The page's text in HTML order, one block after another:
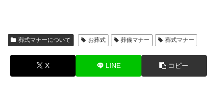
葬式マナーについて お葬式 葬儀マナー 葬式マナー
X LINE コピー